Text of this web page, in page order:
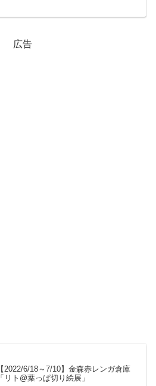
広告
【2022/6/18～7/10】金森赤レンガ倉庫
「リト@葉っぱ切り絵展」